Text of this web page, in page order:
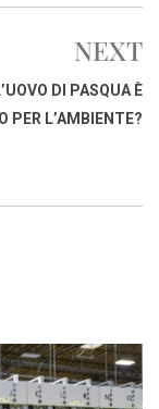
NEXT
DI PASQUA È
PER L’AMBIENTE?